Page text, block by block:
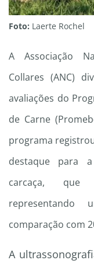
Foto: Laerte Rochel
A Associação
Collares (ANC)
avaliações do
de Carne
programa
destaque para
carcaça, que
comparação com
A